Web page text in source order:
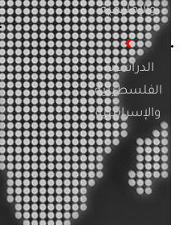
والإقليمية
الدراسات
الفلسطينية
والإسرائيلية